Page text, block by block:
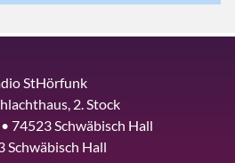
StHörfunk
2. Stock
74523 Schwäbisch Hall
Schwäbisch Hall